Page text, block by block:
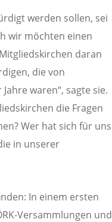
werden sollen, sei
wir möchten einen
daran
die von
waren“, sagte sie.
die Fragen
Wer hat sich für uns
in unserer
In einem ersten
Versammlungen und